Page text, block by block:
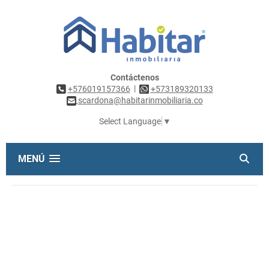
Contáctenos
+576019157366 |
+573189320133
scardona@habitarinmobiliaria.co
Select Language ▼
MENÚ